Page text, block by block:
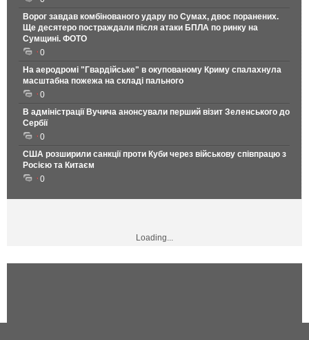
Ворог завдав комбінованого удару по Сумах, двоє поранених.
Ще десятеро постраждали після атаки БПЛА по ринку на
Сумщині. ФОТО
0
На аеродромі "Гвардійське" в окупованому Криму спалахнула
масштабна пожежа на складі пального
0
В адміністрації Вучича анонсували перший візит Зеленського до
Сербії
0
США розширили санкції проти Куби через військову співпрацю з
Росією та Китаєм
0
Loading...